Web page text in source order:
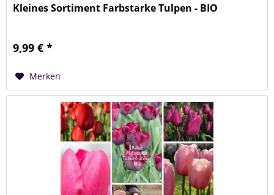
Kleines Sortiment Farbstarke Tulpen - BIO
9,99 € *
Merken